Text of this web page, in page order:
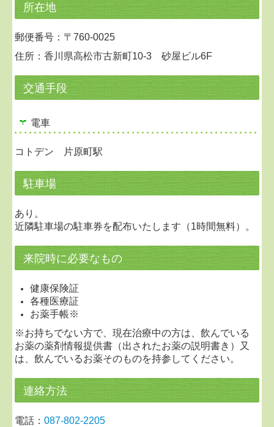
所在地
郵便番号：〒760-0025
住所：香川県高松市古新町10-3 砂屋ビル6F
交通手段
電車
コトデン 片原町駅
駐車場
あり。
近隣駐車場の駐車券を配布いたします（1時間無料）。
来院時に必要なもの
健康保険証
各種医療証
お薬手帳※
※お持ちでない方で、現在治療中の方は、飲んでいる
お薬の薬剤情報提供書（出されたお薬の説明書き）又
は、飲んでいるお薬そのものを持参してください。
連絡方法
電話：087-802-2205